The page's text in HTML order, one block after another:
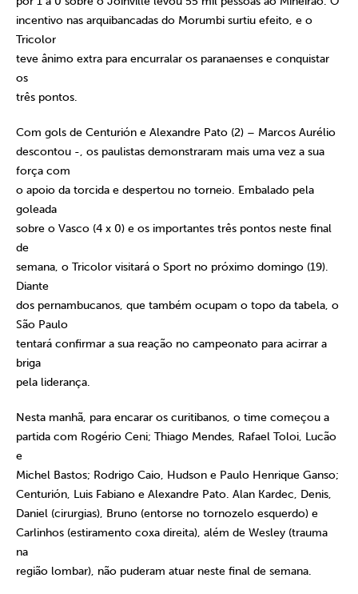
incentivo nas arquibancadas do Morumbi surtiu efeito, e o
Tricolor
teve ânimo extra para encurralar os paranaenses e conquistar
os
três pontos.
Com gols de Centurión e Alexandre Pato (2) – Marcos Aurélio
descontou -, os paulistas demonstraram mais uma vez a sua
força com
o apoio da torcida e despertou no torneio. Embalado pela
goleada
sobre o Vasco (4 x 0) e os importantes três pontos neste final
de
semana, o Tricolor visitará o Sport no próximo domingo (19).
Diante
dos pernambucanos, que também ocupam o topo da tabela, o
São Paulo
tentará confirmar a sua reação no campeonato para acirrar a
briga
pela liderança.
Nesta manhã, para encarar os curitibanos, o time começou a
partida com Rogério Ceni; Thiago Mendes, Rafael Toloi, Lucão
e
Michel Bastos; Rodrigo Caio, Hudson e Paulo Henrique Ganso;
Centurión, Luis Fabiano e Alexandre Pato. Alan Kardec, Denis,
Daniel (cirurgias), Bruno (entorse no tornozelo esquerdo) e
Carlinhos (estiramento coxa direita), além de Wesley (trauma
na
região lombar), não puderam atuar neste final de semana.